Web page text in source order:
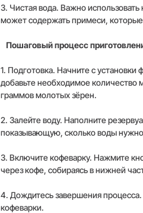
3. Чистая вода. Важно
может содержать примеси, которые
Пошаговый процесс
1. Подготовка. Начните с
добавьте необходимое количество
граммов молотых зёрен.
2. Залейте воду. Наполните
показывающую, сколько воды
3. Включите кофеварку. Нажмите
через кофе, собираясь в нижней
4. Дождитесь завершения
кофеварки.